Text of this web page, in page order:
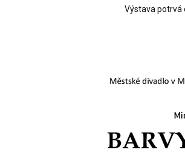
Výstava potrvá